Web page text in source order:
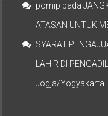
pornip pada
ATASAN UNTUK
SYARAT
LAHIR DI
Jogja/Yogyakarta